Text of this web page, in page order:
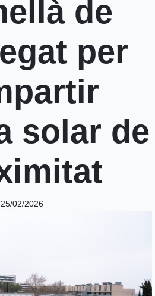
de
per
solar de
25/02/2026